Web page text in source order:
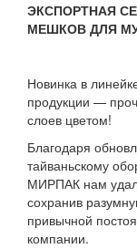
ЭКСПОРТНАЯ
МЕШКОВ ДЛЯ
Новинка в
продукции —
слоев цветом!
Благодаря
тайваньскому
МИРПАК нам
сохранив
привычной
компании.